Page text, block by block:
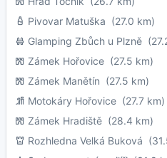
Pivovar Matuška (27.0 km)
Glamping Zbůch u Plzně
Zámek Hořovice (27.5 km)
Zámek Manětín (27.5 km)
Motokáry Hořovice (27.7 km)
Zámek Hradiště (28.4 km)
Rozhledna Velká Buková